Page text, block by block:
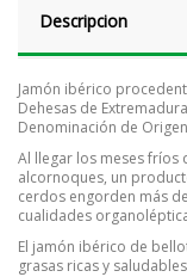
Descripcion
Jamón ibérico
Dehesas de
Denominación de
Al llegar los meses fríos
alcornoques, un
cerdos engorden más
cualidades
El jamón ibérico de
grasas ricas y